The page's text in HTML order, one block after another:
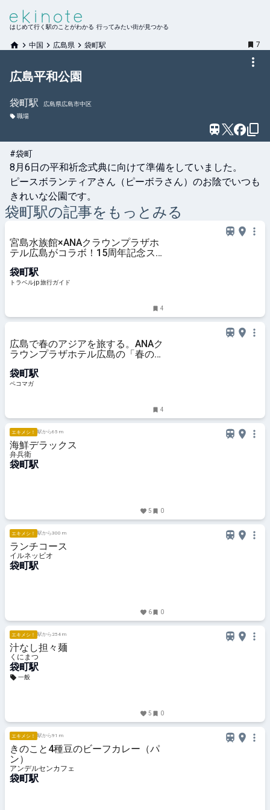
はじめて行く駅のことがわかる 行ってみたい街が見つかる
中国 広島県 袋町駅 7
広島平和公園
袋町駅
広島県広島市中区
職場
#袋町
8月6日の平和祈念式典に向けて準備をしていました。
ピースボランティアさん（ピーボラさん）のお陰でいつも
きれいな公園です。
袋町駅の記事をもっとみる
宮島水族館×ANAクラウンプラザホ
テル広島がコラボ！15周年記念ス
ベルjp 旅行ガイド
袋町駅
トラベルjp 旅行ガイド
4
広島で春のアジアを旅する。ANAク
ラウンプラザホテル広島の「春のア
すぎる・・！
袋町駅
ペコマガ
4
エキメシ！ 駅から65 m
海鮮デラックス
弁兵衛
袋町駅
5 0
エキメシ！ 駅から300 m
ランチコース
イルネッビオ
袋町駅
6 0
エキメシ！ 駅から254 m
汁なし担々麺
くにまつ
袋町駅
一般
5 0
エキメシ！ 駅から91 m
きのこと4種豆のビーフカレー（パ
ン）
アンデルセンカフェ
袋町駅